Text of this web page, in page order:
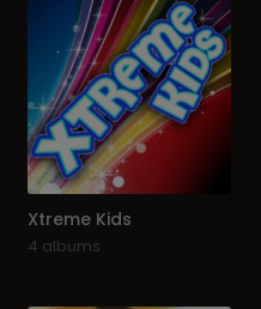
Xtreme Kids
4 albums